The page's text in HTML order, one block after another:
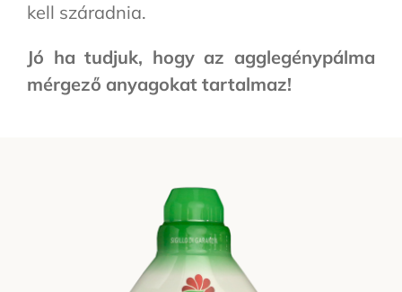
kell száradnia.
Jó ha tudjuk, hogy az agglegénypálma
mérgező anyagokat tartalmaz!